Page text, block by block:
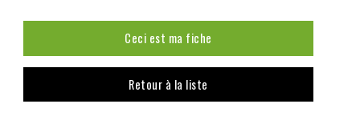
Ceci est ma fiche
Retour à la liste